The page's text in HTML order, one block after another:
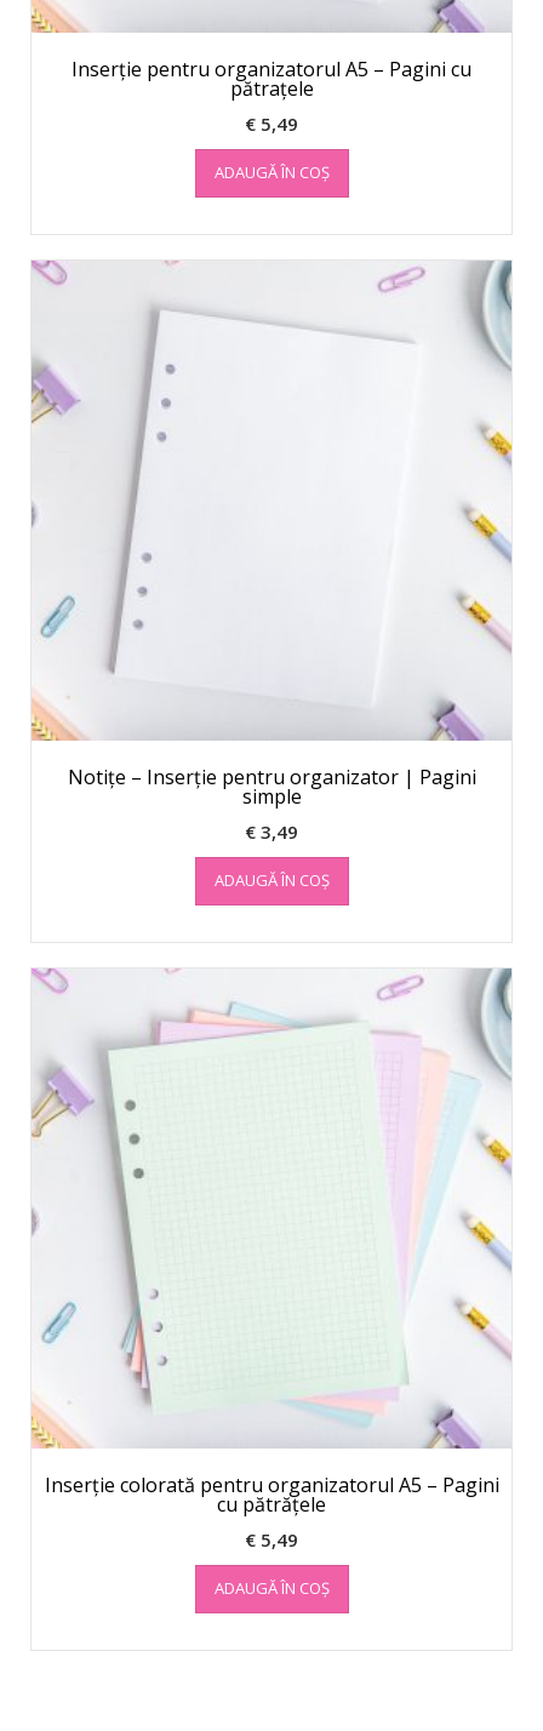
Inserție pentru organizatorul A5 – Pagini cu
pătrațele
€ 5,49
ADAUGĂ ÎN COȘ
Notițe – Inserție pentru organizator | Pagini
simple
€ 3,49
ADAUGĂ ÎN COȘ
Inserție colorată pentru organizatorul A5 – Pagini
cu pătrățele
€ 5,49
ADAUGĂ ÎN COȘ